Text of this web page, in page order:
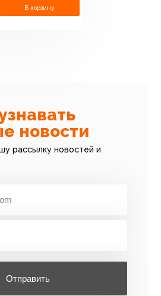
В корзину
новости
рассылку новостей и
Отправить